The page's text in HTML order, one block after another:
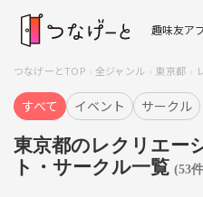
趣味友ア
つなげーとTOP 全ジャンル 東京都
すべて イベント サークル
東京都のレクリエー
ト・サークル一覧 (53